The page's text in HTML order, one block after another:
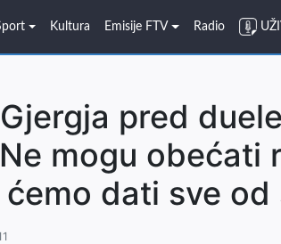
Kultura Emisije FTV Radio
pred
mogu obećati
dati sve od